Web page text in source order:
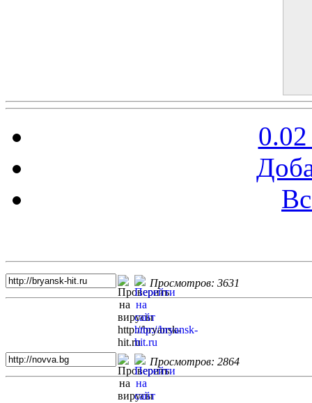
Просмотров: 3631
Просмотров: 2864